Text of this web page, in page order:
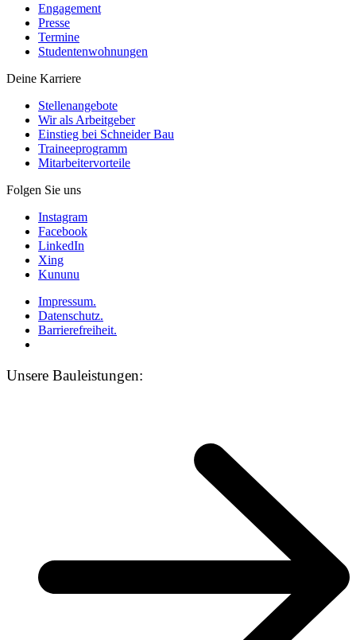
Engagement
Presse
Termine
Studentenwohnungen
Deine Karriere
Stellenangebote
Wir als Arbeitgeber
Einstieg bei Schneider Bau
Traineeprogramm
Mitarbeitervorteile
Folgen Sie uns
Instagram
Facebook
LinkedIn
Xing
Kununu
Impressum.
Datenschutz.
Barrierefreiheit.
Unsere Bauleistungen: